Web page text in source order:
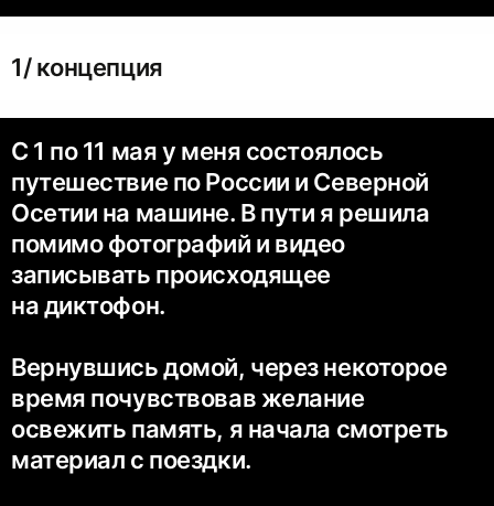
1/ концепция
С 1 по 11 мая у меня состоялось
путешествие по России и Северной
Осетии на машине. В пути я решила
помимо фотографий и видео
записывать происходящее
на диктофон.
Вернувшись домой, через некоторое
время почувствовав желание
освежить память, я начала смотреть
материал с поездки.